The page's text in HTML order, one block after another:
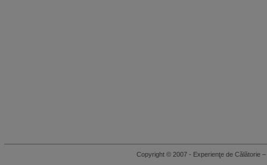
Copyright © 2007 - Experienţe de Călătorie